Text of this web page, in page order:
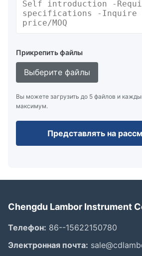
Прикрепить файлы
Выберите файлы
Вы можете загрузить до 5 файлов и
максимум.
Представлять на
Chengdu Lambor Instrument
Телефон: 86--15622150780
Электронная почта: